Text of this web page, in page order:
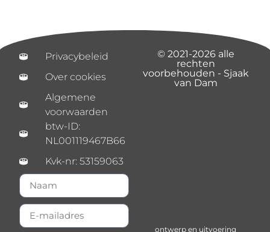
Privacybeleid
Over cookies
Algemene
voorwaarden
btw-ID:
NL001119467B66
Kvk-nr: 53159063
© 2021-2026 alle
rechten
voorbehouden - Sjaak
van Dam
ontwerp en uitvoering